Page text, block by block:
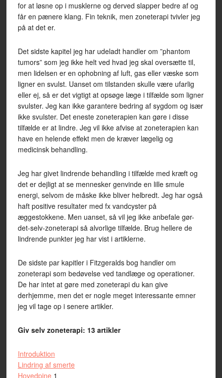
for at løsne op i musklerne og derved slapper bedre af og
får en pænere klang. Fin teknik, men zoneterapi tvivler jeg
på at det er.
Det sidste kapitel jeg har udeladt handler om ”phantom
tumors” som jeg ikke helt ved hvad jeg skal oversætte til,
men lidelsen er en ophobning af luft, gas eller væske som
ligner en svulst. Uanset om tilstanden skulle være ufarlig
eller ej, så er det vigtigt at opsøge læge i tilfælde som ligner
svulster. Jeg kan ikke garantere bedring af sygdom og især
ikke svulster. Det eneste zoneterapien kan gøre i disse
tilfælde er at lindre. Jeg vil ikke afvise at zoneterapien kan
have en helende effekt men de kræver lægelig og
medicinsk behandling.
Jeg har givet lindrende behandling i tilfælde med kræft og
det er dejligt at se mennesker genvinde en lille smule
energi, selvom de måske ikke bliver helbredt. Jeg har også
haft positive resultater med fx vandcyster på
æggestokkene. Men uanset, så vil jeg ikke anbefale gør-
det-selv-zoneterapi så alvorlige tilfælde. Brug hellere de
lindrende punkter jeg har vist i artiklerne.
De sidste par kapitler i Fitzgeralds bog handler om
zoneterapi som bedøvelse ved tandlæge og operationer.
De har intet at gøre med zoneterapi du kan give
derhjemme, men det er nogle meget interessante emner
jeg vil tage op i senere artikler.
Giv selv zoneterapi: 13 artikler
Introduktion
Lindring af smerte
Hovedpine 1